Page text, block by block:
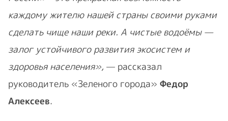
каждому жителю нашей страны своими руками
сделать чище наши реки. А чистые водоёмы —
залог устойчивого развития экосистем и
здоровья населения», — рассказал
руководитель «Зеленого города» Федор
Алексеев.